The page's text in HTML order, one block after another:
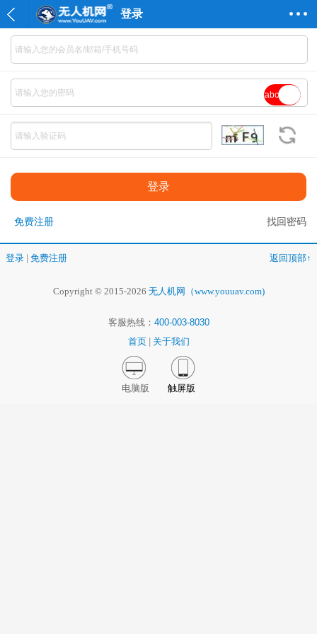
登录
abc
免费注册 找回密码
登录 免费注册 返回顶部↑
Copyright © 2015-2026 无人机网（www.youuav.com)
客服热线： 400-003-8030
首页
关于我们
电脑版 触屏版